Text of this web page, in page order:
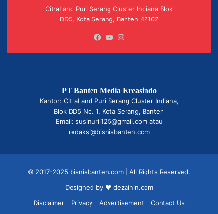
CitraLand Puri Serang Cluster Indiana Blok
DD5, Kota Serang, Banten 42162
Facebook
YouTube
PT Banten Media Kreasindo
Kantor: CitraLand Puri Serang Cluster Indiana,
Blok DD5 No. 1, Kota Serang, Banten
Email: susinuril125@gmail.com atau
redaksi@bisnisbanten.com
© 2017-2025 bisnisbanten.com | All Rights Reserved.
Designed by ❤ dezainin.com
Disclaimer
Privacy Advertisement Contact Us